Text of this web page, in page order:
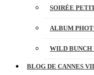
SOIRÉE
ALBUM
WILD BUNCH
BLOG DE CANNES